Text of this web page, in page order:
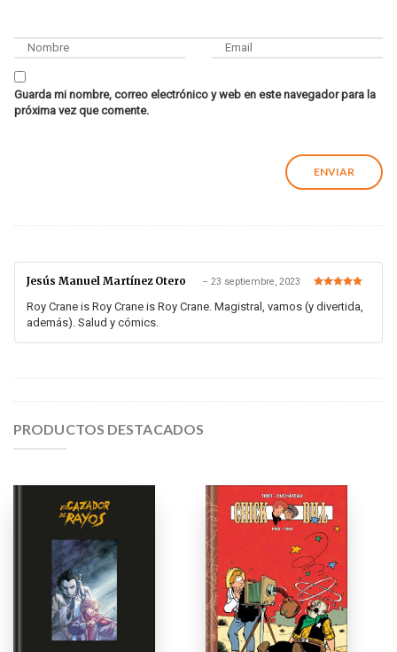
Guarda mi nombre, correo electrónico y web en este navegador para la
próxima vez que comente.
Jesús Manuel Martínez Otero – 23 septiembre, 2023
de 5
Roy Crane is Roy Crane is Roy Crane. Magistral, vamos (y divertida,
además). Salud y cómics.
PRODUCTOS DESTACADOS